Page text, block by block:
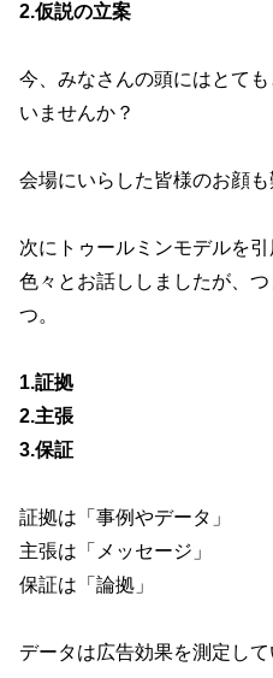
2.仮説の立案
今、みなさんの頭にはとて
いませんか？
会場にいらした皆様のお顔も
次にトゥールミンモデルを引
色々とお話ししましたが、
つ。
1.証拠
2.主張
3.保証
証拠は「事例やデータ」
主張は「メッセージ」
保証は「論拠」
データは広告効果を測定し